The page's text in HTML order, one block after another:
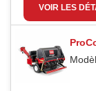
VOIR LES